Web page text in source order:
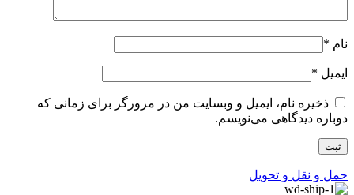
نام *
ایمیل *
ذخیره نام، ایمیل و وبسایت من در مرورگر برای زمانی که
دوباره دیدگاهی می‌نویسم.
حمل و نقل و تحویل